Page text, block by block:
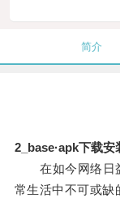
简介
2_base·apk下载安
在如今网络日益
常生活中不可或缺